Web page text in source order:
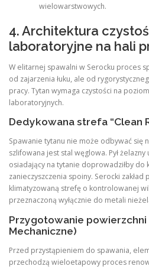
wielowarstwowych.
4. Architektura
laboratoryjne na hali
W elitarnej spawalni w Serocku proces
od zajarzenia łuku, ale od
pracy. Tytan wymaga czystości na
laboratoryjnych.
Dedykowana strefa “Clean
Spawanie tytanu nie może odbywać się
szlifowana jest stal węglowa. Pył
osiadający na tytanie doprowadziłby
zanieczyszczenia spoiny. Serocki
klimatyzowaną strefę o kontrolowanej
przeznaczoną wyłącznie do metali
Przygotowanie powierzchni
Mechaniczne)
Przed przystąpieniem do spawania,
przechodzą wieloetapowy proces